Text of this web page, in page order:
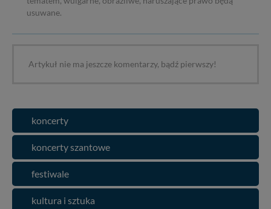
usuwane.
Artykuł nie ma jeszcze komentarzy, bądź pierwszy!
koncerty
koncerty szantowe
festiwale
kultura i sztuka